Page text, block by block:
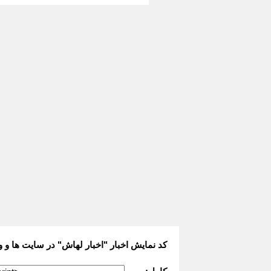
کد نمایش اخبار "اخبار لهاش" در سایت ها و